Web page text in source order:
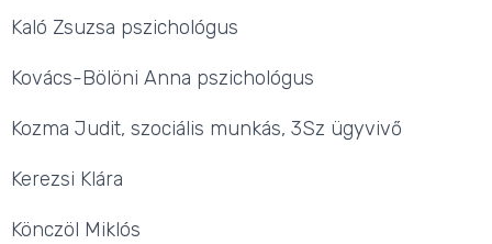
Kaló Zsuzsa pszichológus
Kovács-Bölöni Anna pszichológus
Kozma Judit, szociális munkás, 3Sz ügyvivő
Kerezsi Klára
Könczöl Miklós